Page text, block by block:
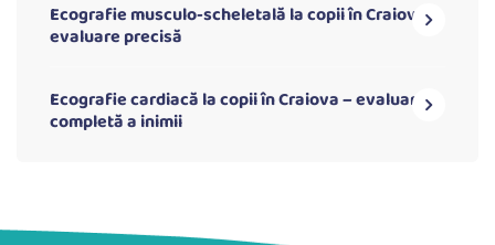
Ecografie musculo-scheletală la copii în Craiova –
evaluare precisă
Ecografie cardiacă la copii în Craiova – evaluare
completă a inimii